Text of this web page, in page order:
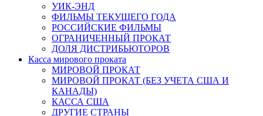
УИК-ЭНД
ФИЛЬМЫ ТЕКУЩЕГО ГОДА
РОССИЙСКИЕ ФИЛЬМЫ
ОГРАНИЧЕННЫЙ ПРОКАТ
ДОЛЯ ДИСТРИБЬЮТОРОВ
Касса мирового проката
МИРОВОЙ ПРОКАТ
МИРОВОЙ ПРОКАТ (БЕЗ УЧЕТА США И
КАНАДЫ)
КАССА США
ДРУГИЕ СТРАНЫ